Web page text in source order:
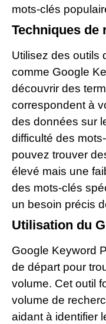
mots-clés
Techniques de
Utilisez des outils
comme Google
découvrir des
correspondent à
des données sur
difficulté des
pouvez trouver
élevé mais une
des mots-clés
un besoin précis
Utilisation du
Google Keyword
de départ pour
volume. Cet outil
volume de
aidant à identifier